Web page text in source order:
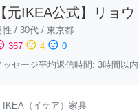
【元IKEA公式】リョウ
性 / 30代 / 東京都
367 sentiment_neutral 4 sentiment_dissatisfied 0
ッセージ平均返信時間: 3時間以内
IKEA（イケア）家具